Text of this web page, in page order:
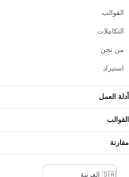
القوالب
التكاملات
من نحن
استيراد
أدلة العمل
القوالب
مقارنة